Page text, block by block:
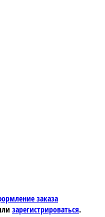
заказа
зарегистрироваться.